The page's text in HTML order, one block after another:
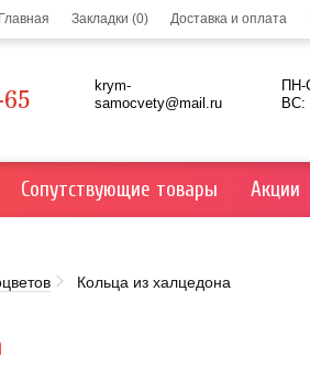
Главная Закладки (0) Доставка и оплата
krym-
samocvety@mail.ru
ПН-
ВС:
Сопутствующие товары Акции
Кольца из халцедона